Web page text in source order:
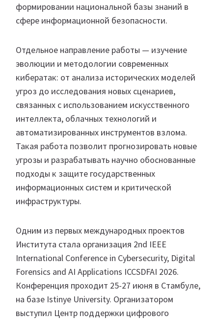
формировании национальной базы знаний в
сфере информационной безопасности.
Отдельное направление работы — изучение
эволюции и методологии современных
кибератак: от анализа исторических моделей
угроз до исследования новых сценариев,
связанных с использованием искусственного
интеллекта, облачных технологий и
автоматизированных инструментов взлома.
Такая работа позволит прогнозировать новые
угрозы и разрабатывать научно обоснованные
подходы к защите государственных
информационных систем и критической
инфраструктуры.
Одним из первых международных проектов
Института стала организация 2nd IEEE
International Conference in Cybersecurity, Digital
Forensics and AI Applications ICCSDFAI 2026.
Конференция проходит 25-27 июня в Стамбуле,
на базе Istinye University. Организатором
выступил Центр поддержки цифрового